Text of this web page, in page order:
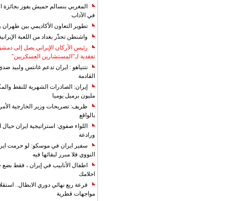
المغربي بنسالم حميش يفوز بجائزة
في الآداب
تطوير التعاون الأكاديمي بين
واشنطن تحذّر بغداد من اللعبة
رئيس الأركان الإيراني يصل إلى
تفقدية لـ"المستشارين العسكريين"
نتنياهو : ايران تدعم غانتس ولبيد
القادمة
مليون برميل يوميا
ظريف: تصريحات وزير الخارجية
بالواقع
اللواء صفوي: استراتيجية ايران حيال
ورادعة
سفير ايران في موسكو: لو حرمت
النووي فلا مبرر لبقائها فيه
اطفال الأنابيب في إيران ، فقط
احلامك
قرعة ربع نهائي دوري الابطال..
مواجهات قطرية